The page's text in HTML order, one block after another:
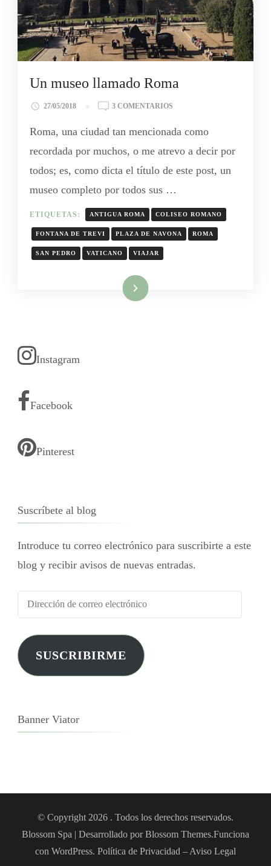
Un museo llamado Roma
27/05/2018 3 COMENTARIOS
Roma, una ciudad tan mencionada como
recordada por muchos, o me atrevo a decir por
todos; es, como dicta el título de este post, un
museo completo por todos sus …
ETIQUETAS: ANTIGUA ROMA COLISEO ROMANO
FONTANA DE TREVI PLAZA DE NAVONA ROMA
SAN PEDRO VATICANO VIAJAR
Leer más
Instagram
Facebook
Pinterest
Suscríbete al blog
Introduce tu correo electrónico para suscribirte a este
blog y recibir avisos de nuevas entradas.
SUSCRIBIRME
Banner Viator
© Copyright 2026 . Todos los derechos reservados.
Blossom Spa | Desarrollado porBlossom Themes.Funciona
con WordPress. Política de Privacidad – Aviso Legal